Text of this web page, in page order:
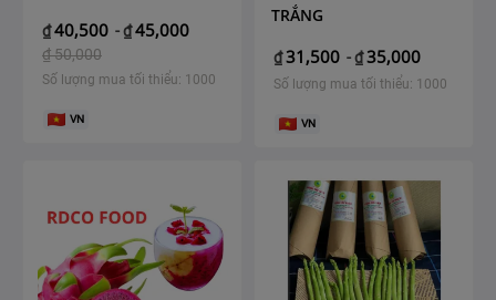
₫40,500 -₫45,000
₫50,000
Số lượng mua tối thiểu: 1000
VN
TRẮNG
₫31,500 -₫35,000
Số lượng mua tối thiểu: 1000
VN